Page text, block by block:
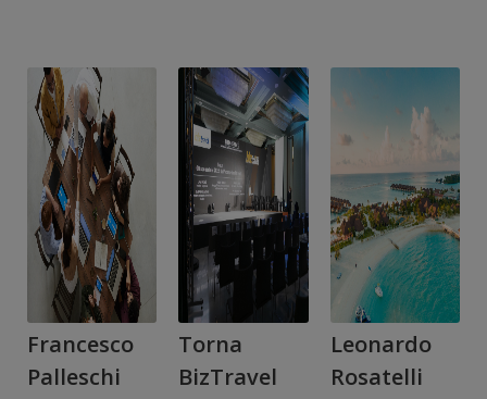
Francesco
Palleschi
Torna
BizTravel
Leonardo
Rosatelli